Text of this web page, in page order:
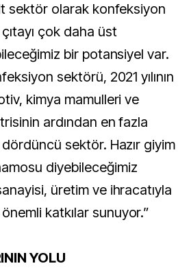
sektör olarak konfeksiyon
çok daha üst
bir potansiyel var.
sektörü, 2021 yılının
kimya mamulleri ve
ardından en fazla
dördüncü sektör. Hazır giyim
diyebileceğimiz
üretim ve ihracatıyla
katkılar sunuyor.”
YOLU